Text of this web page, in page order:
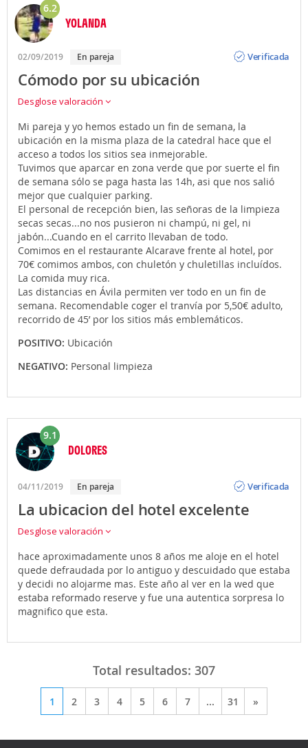
6.2
YOLANDA
02/09/2019 En pareja
Verificada
Cómodo por su ubicación
Desglose valoración
Mi pareja y yo hemos estado un fin de semana, la
ubicación en la misma plaza de la catedral hace que el
acceso a todos los sitios sea inmejorable.
Tuvimos que aparcar en zona verde que por suerte el fin
de semana sólo se paga hasta las 14h, asi que nos salió
mejor que cualquier parking.
El personal de recepción bien, las señoras de la limpieza
secas secas...no nos pusieron ni champú, ni gel, ni
jabón...Cuando en el carrito llevaban de todo.
Comimos en el restaurante Alcarave frente al hotel, por
70€ comimos ambos, con chuletón y chuletillas incluídos.
La comida muy rica.
Las distancias en Ávila permiten ver todo en un fin de
semana. Recomendable coger el tranvía por 5,50€ adulto,
recorrido de 45’ por los sitios más emblemáticos.
POSITIVO: Ubicación
NEGATIVO: Personal limpieza
9.1
DOLORES
04/11/2019 En pareja
Verificada
La ubicacion del hotel excelente
Desglose valoración
hace aproximadamente unos 8 años me aloje en el hotel
quede defraudada por lo antiguo y descuidado que estaba
y decidi no alojarme mas. Este año al ver en la wed que
estaba reformado reserve y fue una autentica sorpresa lo
magnifico que esta.
Total resultados: 307
1 2 3 4 5 6 7 ... 31 »